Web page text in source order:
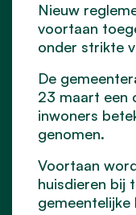
Nieuw
voortaan
onder strikte
De
23 maart een
inwoners
genomen.
Voortaan
huisdieren bij